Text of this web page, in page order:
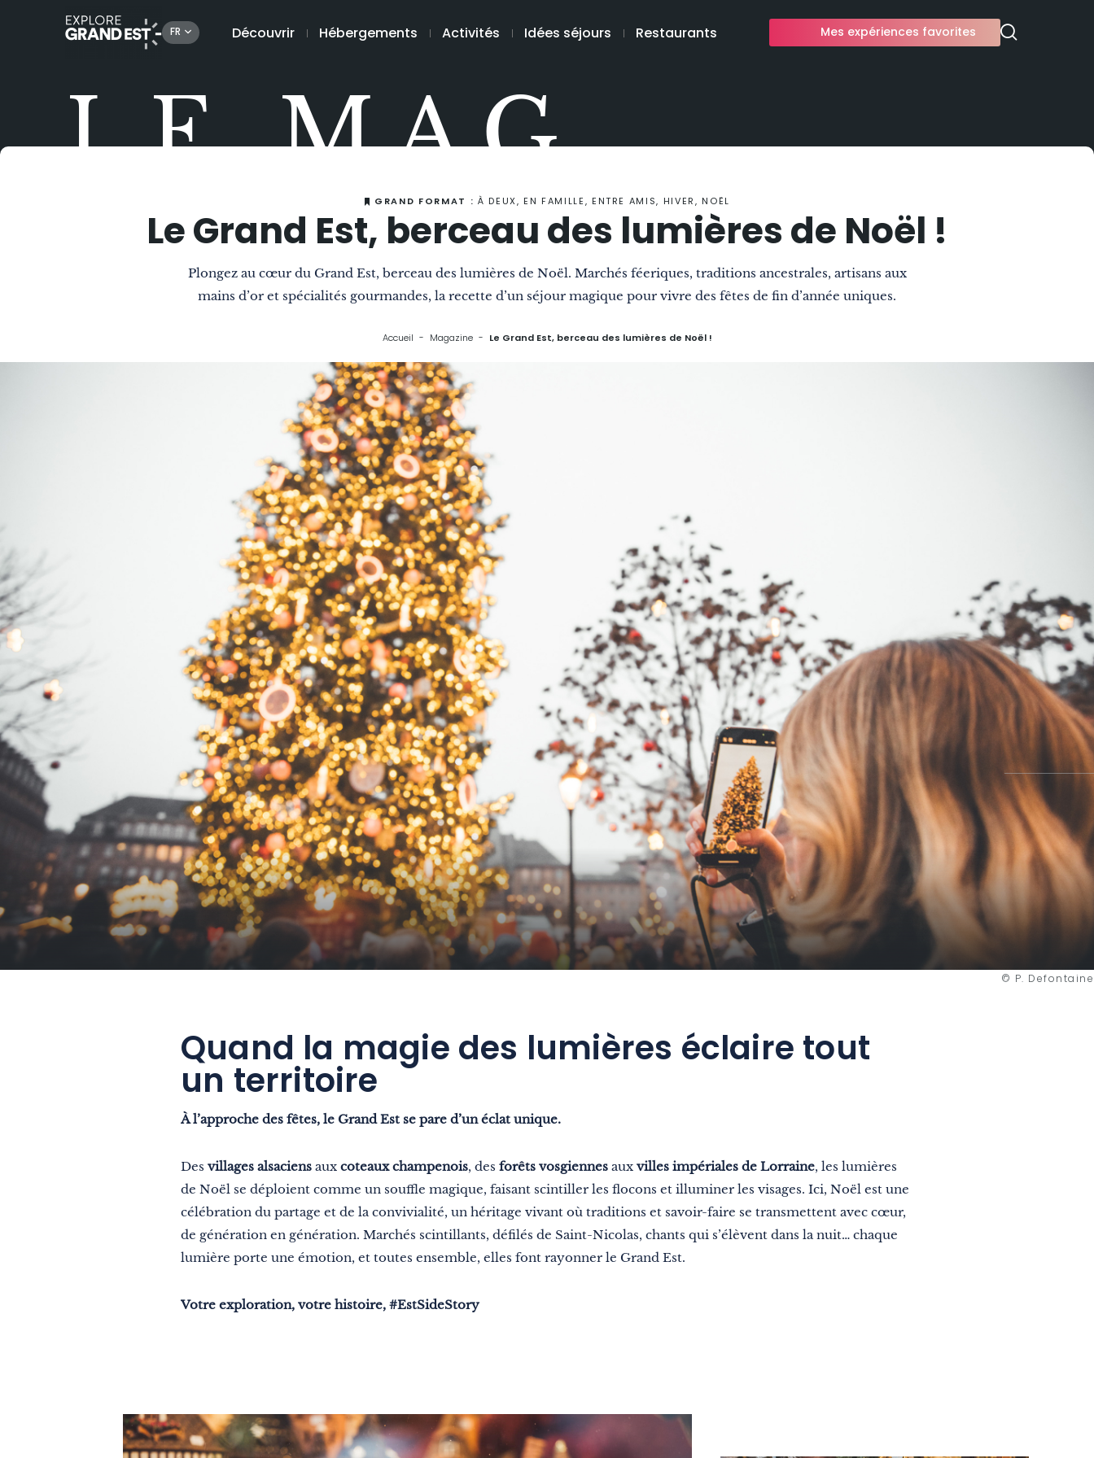
FR Découvrir Hébergements Activités Idées séjours Restaurants Mes expériences favorites
LE MAG
GRAND FORMAT : À DEUX, EN FAMILLE, ENTRE AMIS, HIVER, NOËL
Le Grand Est, berceau des lumières de Noël !
Plongez au cœur du Grand Est, berceau des lumières de Noël. Marchés féeriques, traditions ancestrales, artisans aux
mains d’or et spécialités gourmandes, la recette d’un séjour magique pour vivre des fêtes de fin d’année uniques.
Accueil Magazine Le Grand Est, berceau des lumières de Noël !
Formats
Excellence
© P. Defontaine
Quand la magie des lumières éclaire tout
un territoire
À l’approche des fêtes, le Grand Est se pare d’un éclat unique.
Des villages alsaciens aux coteaux champenois, des forêts vosgiennes aux villes impériales de Lorraine, les lumières
de Noël se déploient comme un souffle magique, faisant scintiller les flocons et illuminer les visages. Ici, Noël est une
célébration du partage et de la convivialité, un héritage vivant où traditions et savoir-faire se transmettent avec cœur,
de génération en génération. Marchés scintillants, défilés de Saint-Nicolas, chants qui s’élèvent dans la nuit… chaque
lumière porte une émotion, et toutes ensemble, elles font rayonner le Grand Est.
Votre exploration, votre histoire, #EstSideStory